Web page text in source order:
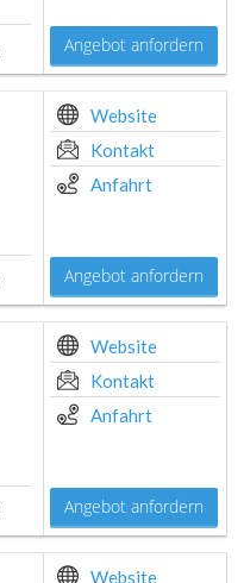
Angebot anfordern
Website
Kontakt
Anfahrt
Angebot anfordern
Website
Kontakt
Anfahrt
Angebot anfordern
Website